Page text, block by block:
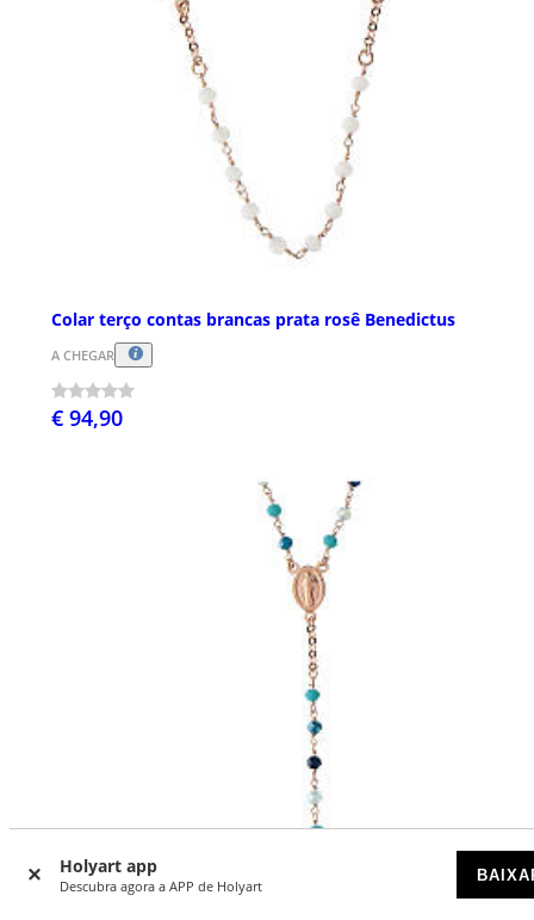
Holyart app
Descubra agora a APP de Holyart
Colar terço contas brancas prata rosê Benedictus
A CHEGAR
€ 94,90